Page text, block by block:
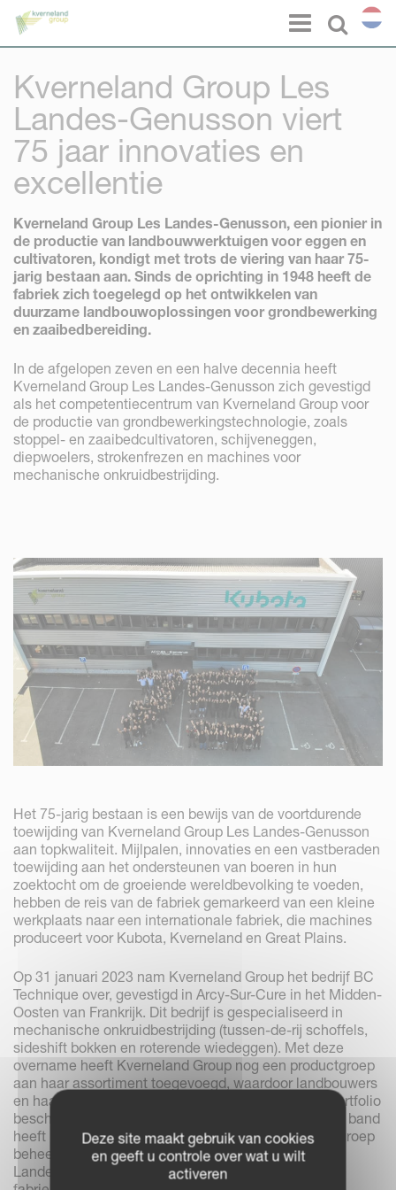
Select
Menu
Kverneland Group Les
Landes-Genusson viert
75 jaar innovaties en
excellentie
Kverneland Group Les Landes-Genusson, een pionier in
de productie van landbouwwerktuigen voor eggen en
cultivatoren, kondigt met trots de viering van haar 75-
jarig bestaan aan. Sinds de oprichting in 1948 heeft de
fabriek zich toegelegd op het ontwikkelen van
duurzame landbouwoplossingen voor grondbewerking
en zaaibedbereiding.
In de afgelopen zeven en een halve decennia heeft
Kverneland Group Les Landes-Genusson zich gevestigd
als het competentiecentrum van Kverneland Group voor
de productie van grondbewerkingstechnologie, zoals
stoppel- en zaaibedcultivatoren, schijveneggen,
diepwoelers, strokenfrezen en machines voor
mechanische onkruidbestrijding.
Het 75-jarig bestaan is een bewijs van de voortdurende
toewijding van Kverneland Group Les Landes-Genusson
aan topkwaliteit. Mijlpalen, innovaties en een vastberaden
toewijding aan het ondersteunen van boeren in hun
zoektocht om de groeiende wereldbevolking te voeden,
hebben de reis van de fabriek gemarkeerd van een kleine
werkplaats naar een internationale fabriek, die machines
produceert voor Kubota, Kverneland en Great Plains.
Op 31 januari 2023 nam Kverneland Group het bedrijf BC
Technique over, gevestigd in Arcy-Sur-Cure in het Midden-
Oosten van Frankrijk. Dit bedrijf is gespecialiseerd in
mechanische onkruidbestrijding (tussen-de-rij schoffels,
sideshift bokken en roterende wiedeggen). Met deze
overname heeft Kverneland Group nog een productgroep
aan haar assortiment toegevoegd, waardoor landbouwers
en haar dealernetwerk over een compleet productportfolio
beschikken. Omdat het bedrijf Frans is en een sterke band
heeft met grondbewerking, werd de integratie in de groep
beheerd door de fabriek van Kverneland Group Les
Landes-Genusson. In januari 2024 zullen de twee
Cookies beheer paneel
Deze site maakt gebruik van cookies
en geeft u controle over wat u wilt
activeren